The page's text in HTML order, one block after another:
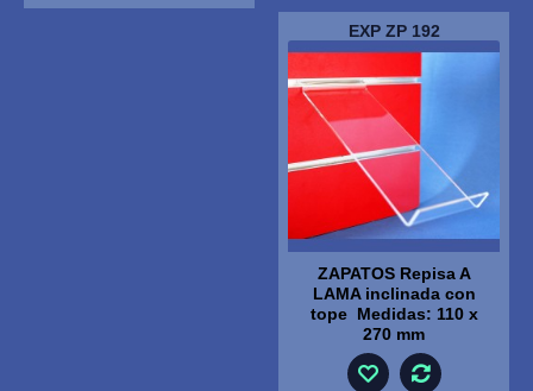
EXP ZP 192
ZAPATOS Repisa A
LAMA inclinada con
tope Medidas: 110 x
270 mm